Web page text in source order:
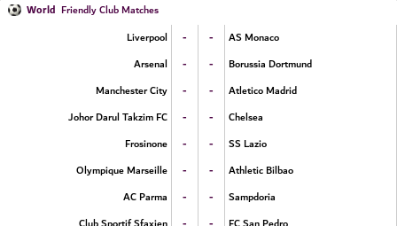
World Friendly Club Matches
Liverpool
- -
AS Monaco
Arsenal
- -
Borussia Dortmund
Manchester City
- -
Atletico Madrid
Johor Darul Takzim FC
- -
Chelsea
Frosinone
- -
SS Lazio
Olympique Marseille
- -
Athletic Bilbao
AC Parma
- -
Sampdoria